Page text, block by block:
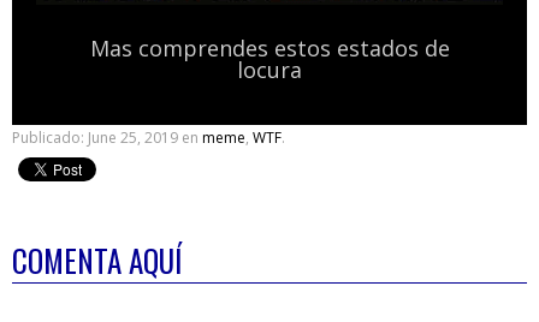
Mas comprendes estos estados de
locura
Publicado: June 25, 2019 en meme, WTF.
COMENTA AQUÍ